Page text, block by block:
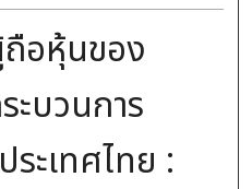
อหุ้นของ
ะบวนการ
ะเทศไทย :